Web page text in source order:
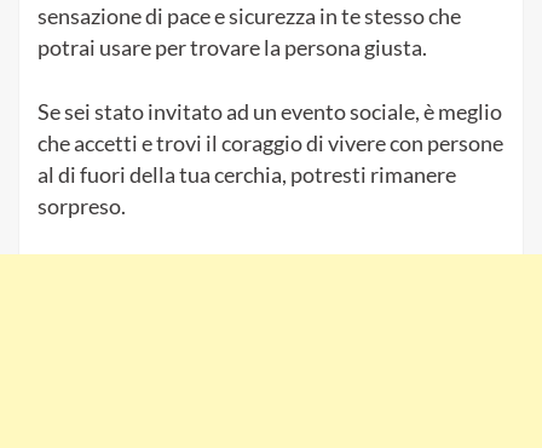
sensazione di pace e sicurezza in te stesso che
potrai usare per trovare la persona giusta.
Se sei stato invitato ad un evento sociale, è meglio
che accetti e trovi il coraggio di vivere con persone
al di fuori della tua cerchia, potresti rimanere
sorpreso.